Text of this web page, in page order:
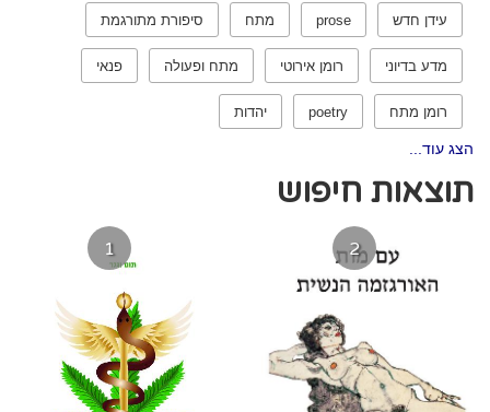
עידן חדש prose מתח סיפורת מתורגמת
מדע בדיוני רומן אירוטי מתח ופעולה פנאי
רומן מתח poetry יהדות
הצג עוד...
תוצאות חיפוש
1 2